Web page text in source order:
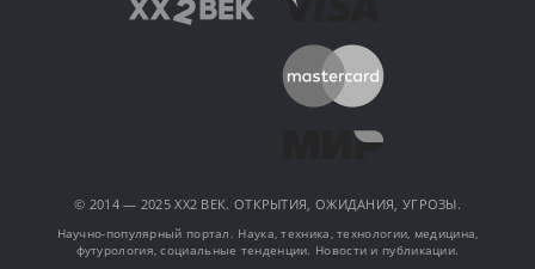
© 2014 — 2025 XX2 ВЕК. ОТКРЫТИЯ, ОЖИДАНИЯ, УГРОЗЫ.
Научно-популярный портал. Наука, техника, технологии, медицина,
футурология, социальные тенденции. Новости и публикации.